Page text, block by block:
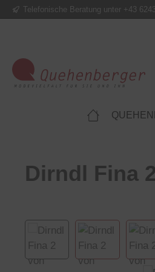
Hauptinhalt springen
Zur Suche springen
Zur Hauptnavigation springen
Telefonische Beratung unter +43
Dirndl Fina
Bildergalerie überspringen